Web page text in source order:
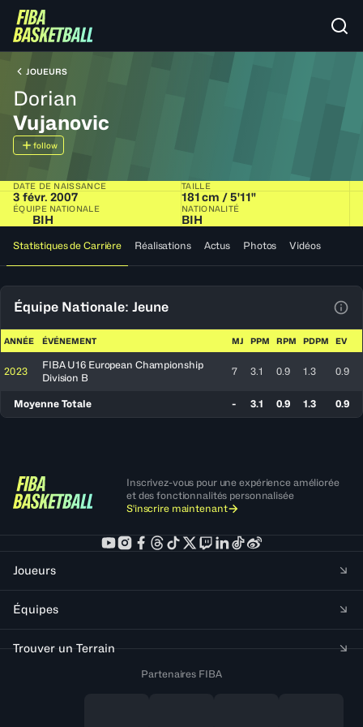
JOUEURS
Dorian
Vujanovic
follow
DATE DE NAISSANCE
3 févr. 2007
TAILLE
181 cm / 5'11"
ÉQUIPE NATIONALE
BIH
NATIONALITÉ
BIH
Statistiques de Carrière Réalisations Actus Photos Vidéos
Équipe Nationale: Jeune
ANNÉE ÉVÉNEMENT MJ PPM RPM PDPM EV
2023
FIBA U16 European Championship
Division B
7 3.1 0.9 1.3 0.9
Moyenne Totale - 3.1 0.9 1.3 0.9
Inscrivez-vous pour une expérience améliorée
et des fonctionnalités personnalisée
S'inscrire maintenant
Joueurs
Équipes
Trouver un Terrain
Partenaires FIBA